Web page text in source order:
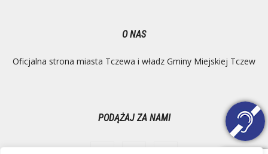
O NAS
Oficjalna strona miasta Tczewa i władz Gminy Miejskiej Tczew
PODĄŻAJ ZA NAMI